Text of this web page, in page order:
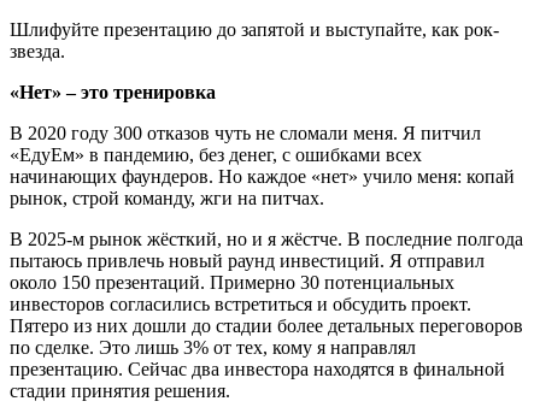
Шлифуйте презентацию до запятой и выступайте, как рок-
звезда.
«Нет» – это тренировка
В 2020 году 300 отказов чуть не сломали меня. Я питчил
«ЕдуЕм» в пандемию, без денег, с ошибками всех
начинающих фаундеров. Но каждое «нет» учило меня: копай
рынок, строй команду, жги на питчах.
В 2025-м рынок жёсткий, но и я жёстче. В последние полгода
пытаюсь привлечь новый раунд инвестиций. Я отправил
около 150 презентаций. Примерно 30 потенциальных
инвесторов согласились встретиться и обсудить проект.
Пятеро из них дошли до стадии более детальных переговоров
по сделке. Это лишь 3% от тех, кому я направлял
презентацию. Сейчас два инвестора находятся в финальной
стадии принятия решения.